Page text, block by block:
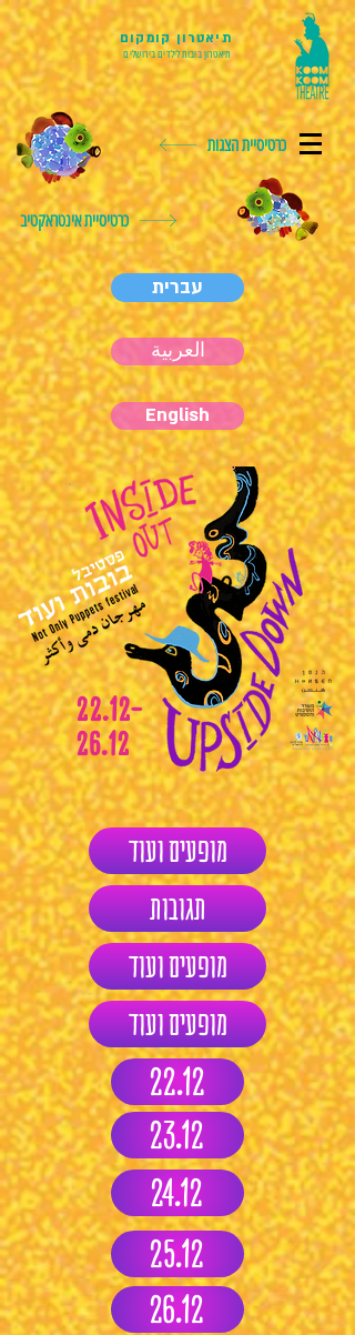
תיאטרון קומקום
תיאטרון בובות לילדים בירושלים
כרטיסיית הצגות
כרטיסיית אינטראקטיב
עברית
العربية
English
22.12-
26.12
מופעים ועוד
תגובות
מופעים ועוד
מופעים ועוד
22.12
23.12
24.12
25.12
26.12